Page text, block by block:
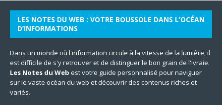
LES NOTES DU WEB : VOTRE BOUSSOLE DANS L’OCÉAN
D’INFORMATIONS
Dans un monde où l'information circule à la vitesse de la lumière, il
est difficile de s'y retrouver et de distinguer le bon grain de l'ivraie.
Les Notes du Web est votre guide personnalisé pour naviguer
sur le vaste océan du web et découvrir des contenus riches et
variés.